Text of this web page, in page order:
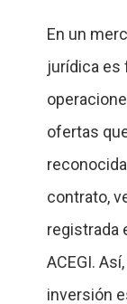
En un
jurídica es
ofertas
contrato,
registrada
ACEGI.
inversión